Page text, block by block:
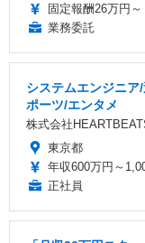
固定報酬26万円～
業務委託
システムエンジニア
ポーツ/エンタメ
株式会社
東京都
年収600万円～
正社員